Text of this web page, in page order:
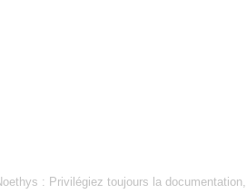
: Privilégiez toujours la documentation,